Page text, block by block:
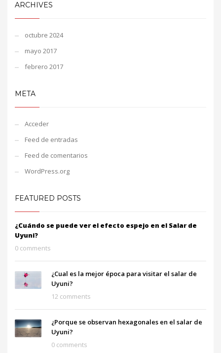
ARCHIVES
octubre 2024
mayo 2017
febrero 2017
META
Acceder
Feed de entradas
Feed de comentarios
WordPress.org
FEATURED POSTS
¿Cuándo se puede ver el efecto espejo en el Salar de
Uyuni?
0 comments
¿Cual es la mejor época para visitar el salar de
Uyuni?
12 comments
¿Porque se observan hexagonales en el salar de
Uyuni?
0 comments